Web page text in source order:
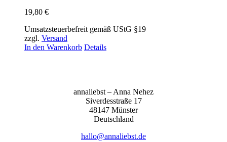
19,80 €
Umsatzsteuerbefreit gemäß UStG §19
zzgl. Versand
In den Warenkorb Details
anna­liebst – Anna Nehez
Sive­r­des­stra­ße 17
48147 Müns­ter
Deutsch­land
hallo@annaliebst.de